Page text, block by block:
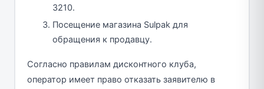
3210.
Посещение магазина Sulpak для
обращения к продавцу.
Согласно правилам дисконтного клуба,
оператор имеет право отказать заявителю в